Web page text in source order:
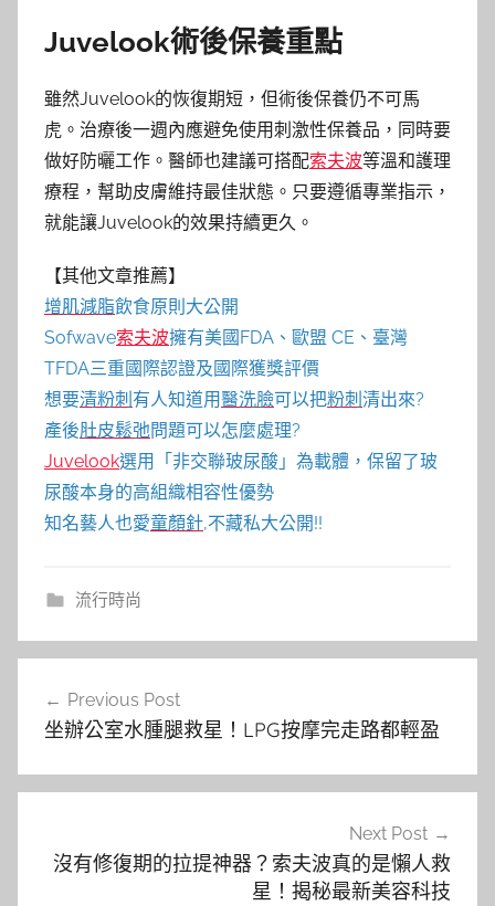
Juvelook術後保養重點
雖然Juvelook的恢復期短，但術後保養仍不可馬
虎。治療後一週內應避免使用刺激性保養品，同時要
做好防曬工作。醫師也建議可搭配索夫波等溫和護理
療程，幫助皮膚維持最佳狀態。只要遵循專業指示，
就能讓Juvelook的效果持續更久。
【其他文章推薦】
增肌減脂飲食原則大公開
Sofwave索夫波擁有美國FDA、歐盟 CE、臺灣
TFDA三重國際認證及國際獲獎評價
想要清粉刺 有人知道用醫洗臉可以把粉刺 清出來?
產後肚皮鬆弛問題可以怎麼處理?
Juvelook選用「非交聯玻尿酸」為載體，保留了玻
尿酸本身的高組織相容性優勢
知名藝人也愛童顏針,不藏私大公開!!
流行時尚
覽
Previous Post
坐辦公室水腫腿救星！LPG按摩完走路都輕盈
Next Post
沒有修復期的拉提神器？索夫波真的是懶人救
星！揭秘最新美容科技